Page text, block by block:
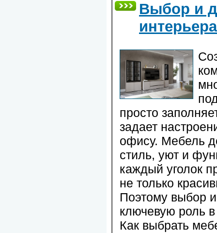
Выбор и
интерьера
просто
задает
офису. Мебель
стиль, уют и
каждый уголок
не только
Поэтому выбор
ключевую роль
Как выбрать